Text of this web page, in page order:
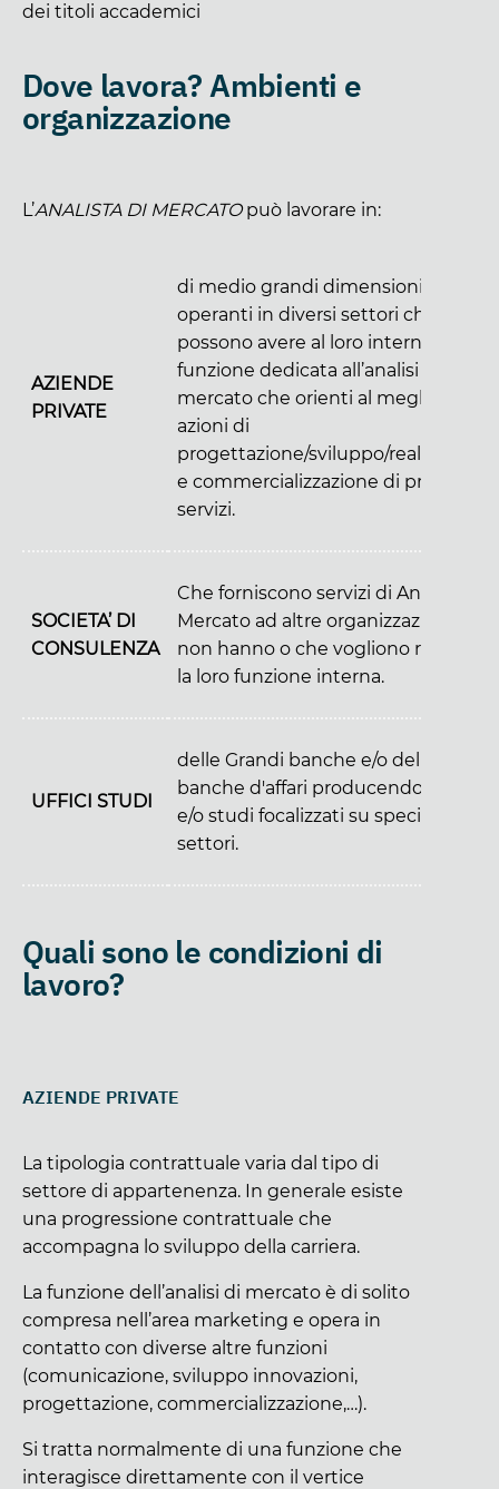
dei titoli accademici
Dove lavora? Ambienti e
organizzazione
L’ANALISTA DI MERCATOpuò lavorare in:
AZIENDE
PRIVATE
di medio grandi dimensioni e
operanti in diversi settori che
possono avere al loro interno una
funzione dedicata all’analisi del
mercato che orienti al meglio le
azioni di
progettazione/sviluppo/
e commercializzazione di prodotti e
servizi.
SOCIETA’ DI
CONSULENZA
Che forniscono servizi di Analisi di
Mercato ad altre organizzazioni che
non hanno o che vogliono rinforzare
la loro funzione interna.
UFFICI STUDI
delle Grandi banche e/o delle
banche d'affari producendo report
e/o studi focalizzati su specifici
settori.
Quali sono le condizioni di
lavoro?
AZIENDE PRIVATE
La tipologia contrattuale varia dal tipo di
settore di appartenenza. In generale esiste
una progressione contrattuale che
accompagna lo sviluppo della carriera.
La funzione dell’analisi di mercato è di solito
compresa nell’area marketing e opera in
contatto con diverse altre funzioni
(comunicazione, sviluppo innovazioni,
progettazione, commercializzazione,…).
Si tratta normalmente di una funzione che
interagisce direttamente con il vertice